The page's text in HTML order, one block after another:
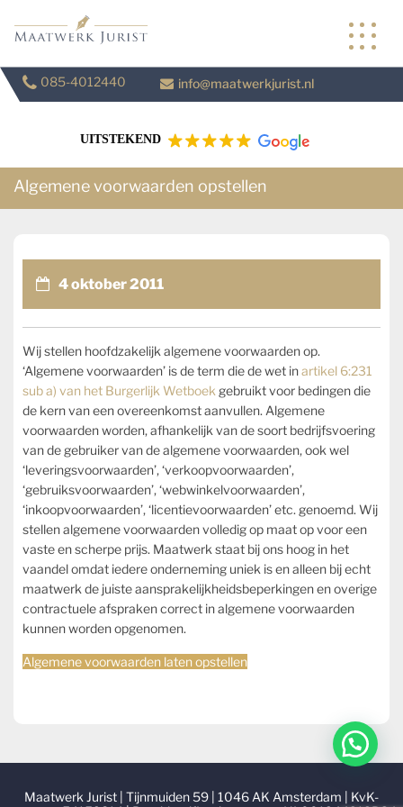
085-4012440 info@maatwerkjurist.nl
UITSTEKEND
Algemene voorwaarden opstellen
4 oktober 2011
Wij stellen hoofdzakelijk algemene voorwaarden op.
‘Algemene voorwaarden’ is de term die de wet inartikel 6:231
sub a) van het Burgerlijk Wetboekgebruikt voor bedingen die
de kern van een overeenkomst aanvullen. Algemene
voorwaarden worden, afhankelijk van de soort bedrijfsvoering
van de gebruiker van de algemene voorwaarden, ook wel
‘leveringsvoorwaarden’, ‘verkoopvoorwaarden’,
‘gebruiksvoorwaarden’, ‘webwinkelvoorwaarden’,
‘inkoopvoorwaarden’, ‘licentievoorwaarden’ etc. genoemd. Wij
stellen algemene voorwaarden volledig op maat op voor een
vaste en scherpe prijs. Maatwerk staat bij ons hoog in het
vaandel omdat iedere onderneming uniek is en alleen bij echt
maatwerk de juiste aansprakelijkheidsbeperkingen en overige
contractuele afspraken correct in algemene voorwaarden
kunnen worden opgenomen.
Algemene voorwaarden laten opstellen
Maatwerk Jurist | Tijnmuiden 59 | 1046 AK Amsterdam | KvK-